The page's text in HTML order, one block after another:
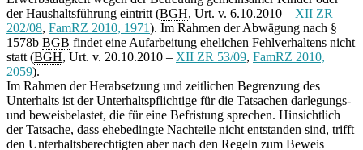
der Haushaltsführung eintritt (BGH, Urt. v. 6.10.2010 – XII ZR
202/08, FamRZ 2010, 1971). Im Rahmen der Abwägung nach §
1578b BGB findet eine Aufarbeitung ehelichen Fehlverhaltens nicht
statt (BGH, Urt. v. 20.10.2010 – XII ZR 53/09, FamRZ 2010,
2059).
Im Rahmen der Herabsetzung und zeitlichen Begrenzung des
Unterhalts ist der Unterhaltspflichtige für die Tatsachen darlegungs-
und beweisbelastet, die für eine Befristung sprechen. Hinsichtlich
der Tatsache, dass ehebedingte Nachteile nicht entstanden sind, trifft
den Unterhaltsberechtigten aber nach den Regeln zum Beweis